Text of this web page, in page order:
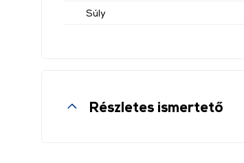
Súly
Részletes ismertető